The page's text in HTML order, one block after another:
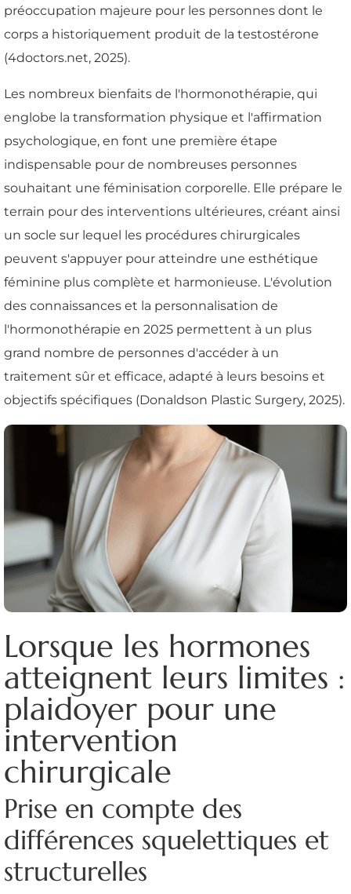
préoccupation majeure pour les personnes dont le
corps a historiquement produit de la testostérone
(4doctors.net, 2025).
Les nombreux bienfaits de l'hormonothérapie, qui
englobe la transformation physique et l'affirmation
psychologique, en font une première étape
indispensable pour de nombreuses personnes
souhaitant une féminisation corporelle. Elle prépare le
terrain pour des interventions ultérieures, créant ainsi
un socle sur lequel les procédures chirurgicales
peuvent s'appuyer pour atteindre une esthétique
féminine plus complète et harmonieuse. L'évolution
des connaissances et la personnalisation de
l'hormonothérapie en 2025 permettent à un plus
grand nombre de personnes d'accéder à un
traitement sûr et efficace, adapté à leurs besoins et
objectifs spécifiques (Donaldson Plastic Surgery, 2025).
Lorsque les hormones
atteignent leurs limites :
plaidoyer pour une
intervention
chirurgicale
Prise en compte des
différences squelettiques et
structurelles